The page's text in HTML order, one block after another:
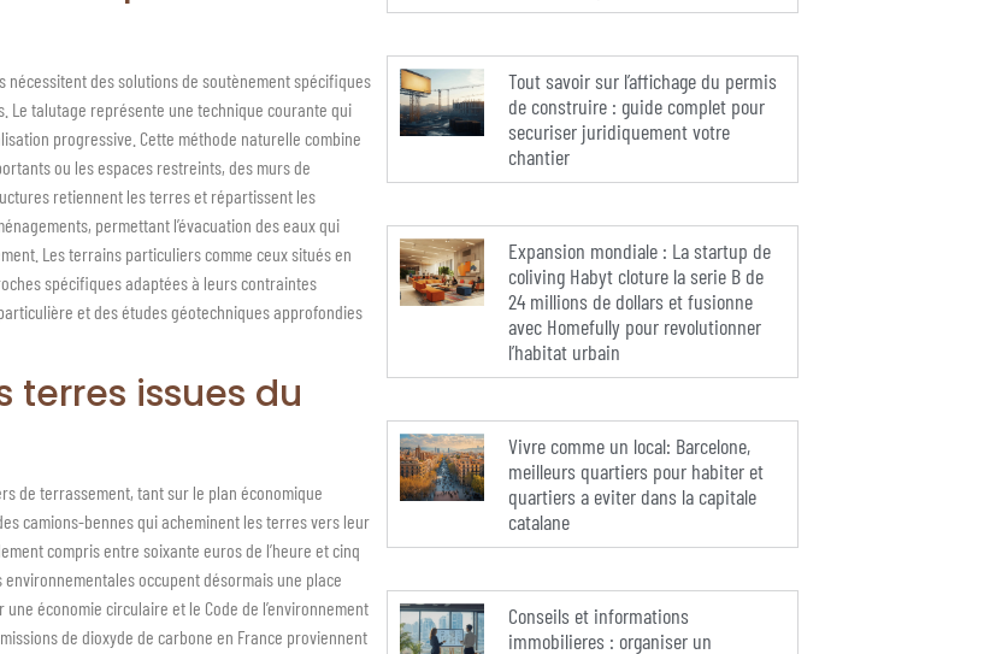
des solutions de soutènement spécifiques
Le talutage représente une technique courante qui
progressive. Cette méthode naturelle combine
ou les espaces restreints, des murs de
retiennent les terres et répartissent les
permettant l’évacuation des eaux qui
Les terrains particuliers comme ceux situés en
spécifiques adaptées à leurs contraintes
et des études géotechniques approfondies
terres issues du
de terrassement, tant sur le plan économique
camions-bennes qui acheminent les terres vers leur
compris entre soixante euros de l’heure et cinq
occupent désormais une place
économie circulaire et le Code de l’environnement
de dioxyde de carbone en France proviennent
Tout savoir sur l’affichage du permis
de construire : guide complet pour
securiser juridiquement votre
chantier
Expansion mondiale : La startup de
coliving Habyt cloture la serie B de
24 millions de dollars et fusionne
avec Homefully pour revolutionner
l’habitat urbain
Vivre comme un local: Barcelone,
meilleurs quartiers pour habiter et
quartiers a eviter dans la capitale
catalane
Conseils et informations
immobilieres : organiser un